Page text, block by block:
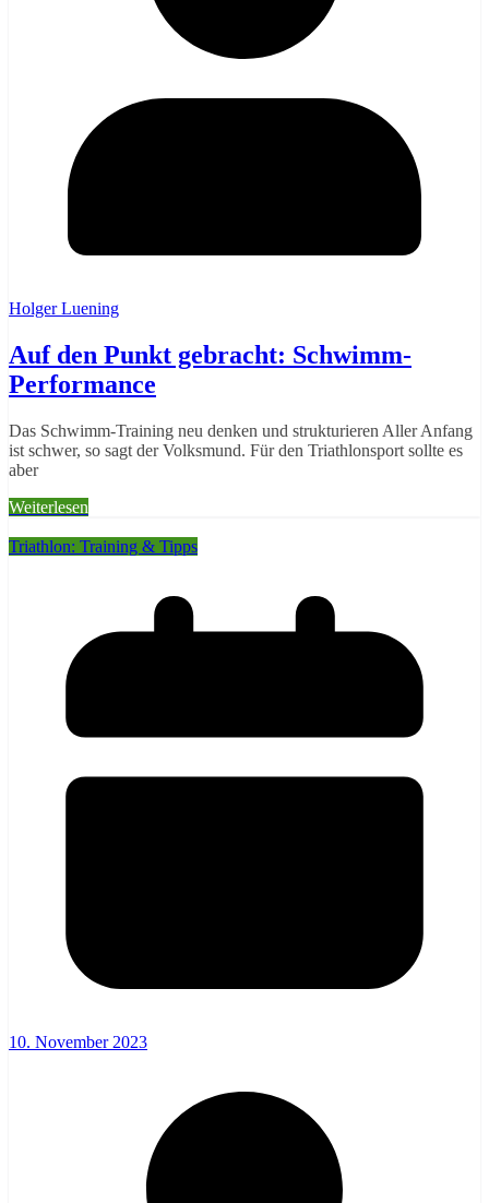
Holger Luening
Auf den Punkt gebracht: Schwimm-
Performance
Das Schwimm-Training neu denken und strukturieren Aller Anfang
ist schwer, so sagt der Volksmund. Für den Triathlonsport sollte es
aber
Weiterlesen
Triathlon: Training & Tipps
10. November 2023